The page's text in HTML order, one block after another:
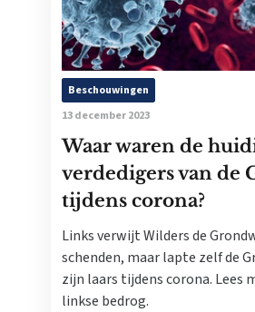
Beschouwingen
13 december 2023
Waar waren de
verdedigers van de
tijdens corona?
Links verwijt Wilders de
schenden, maar lapte zelf de
zijn laars tijdens corona. Lees
linkse bedrog.